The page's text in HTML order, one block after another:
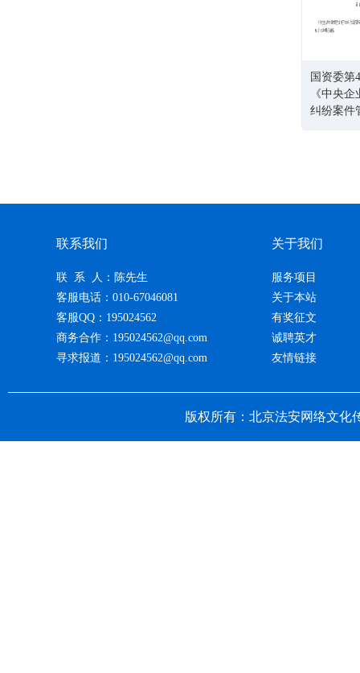
国资委第
《中央
纠纷案件
联系我们
联 系 人：陈先生
客服电话：010-67046081
客服QQ：195024562
商务合作：195024562@qq.com
寻求报道：195024562@qq.com
关于我们
服务项目
关于本站
有奖征文
诚聘英才
友情链接
版权所有：北京法安网络文化